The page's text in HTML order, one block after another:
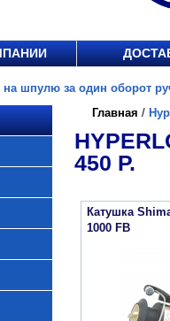
на шпулю за один оборот
Главная /
450 Р.
Катушка
1000 FB